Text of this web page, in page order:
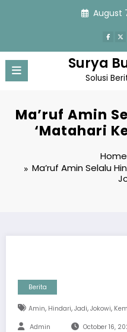
August
Surya
Solusi
Ma’ruf Amin
‘Matahari
Home
Ma’ruf Amin Selalu
Berita
Amin, Hindari, Jadi, Jokowi,
Admin October 16,